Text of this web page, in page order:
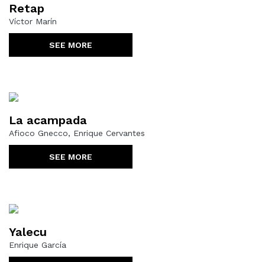
Retap
Víctor Marín
SEE MORE
La acampada
Afioco Gnecco, Enrique Cervantes
SEE MORE
Yalecu
Enrique García